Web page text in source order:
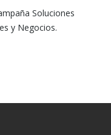
Soluciones
y Negocios.